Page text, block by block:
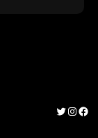
Twitter